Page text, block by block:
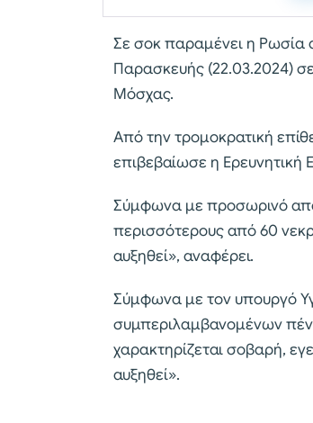
Σε σοκ παραμένει η Ρωσία
Παρασκευής (22.03.2024)
Μόσχας.
Από την τρομοκρατική
επιβεβαίωσε η
Σύμφωνα με προσωρινό
περισσότερους από 60
αυξηθεί», αναφέρει.
Σύμφωνα με τον υπουργό
συμπεριλαμβανομένων
χαρακτηρίζεται σοβαρή,
αυξηθεί».